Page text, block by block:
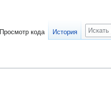
Просмотр кода История